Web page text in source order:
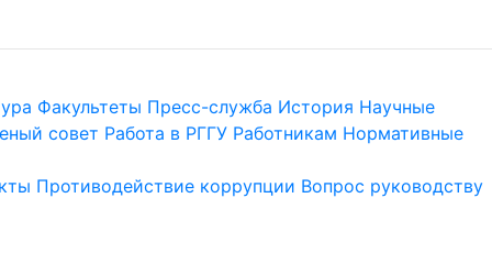
Факультеты Пресс-служба История Научные
совет Работа в РГГУ Работникам Нормативные
Противодействие коррупции Вопрос руководству